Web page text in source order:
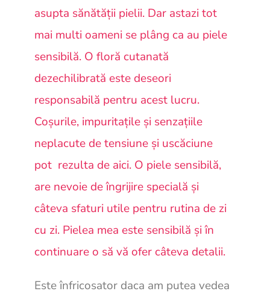
asupta sănătății pielii. Dar astazi tot
mai multi oameni se plâng ca au piele
sensibilă. O floră cutanată
dezechilibrată este deseori
responsabilă pentru acest lucru.
Coșurile, impuritațile și senzațiile
neplacute de tensiune și uscăciune
pot rezulta de aici. O piele sensibilă,
are nevoie de îngrijire specială și
câteva sfaturi utile pentru rutina de zi
cu zi. Pielea mea este sensibilă și în
continuare o să vă ofer câteva detalii.
Este înfricosator daca am putea vedea